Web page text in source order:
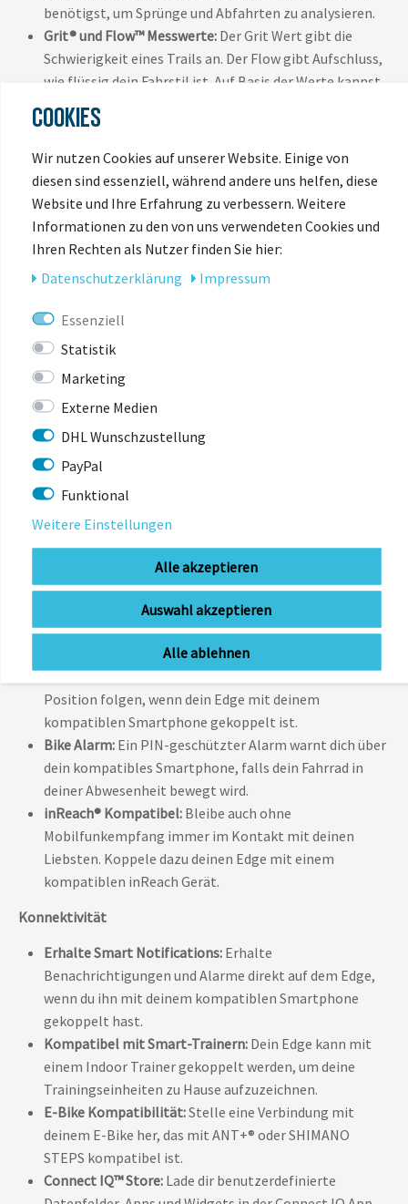
benötigst, um Sprünge und Abfahrten zu analysieren.
Grit® und Flow™ Messwerte: Der Grit Wert gibt die
Schwierigkeit eines Trails an. Der Flow gibt Aufschluss,
wie flüssig dein Fahrstil ist. Auf Basis der Werte kannst
du deine Leistung auswerten und an deiner
Performance arbeiten.
Abbiegehinweise:
Bleibe mit Abbiegehinweisen und
Alarmen zuverlässig auf dem richtigen Weg und komme
auch auf unbekannten Strecken zuverlässig am Ziel an.
Zurück zum Start: Du hast dich verfahren oder
möchtest frühzeitig den Rückweg antreten? Mit der
zurück zum Startpunkt.
Ess- und Trinkalarme:
Energie ausgeht, erinnern Benachrichtigungen dich
daran, etwas zu trinken oder zu essen.
Stamina Restenergie:
Leistung und lass dir die Energie, die dir während deiner
eine vorzeitige Erschöpfung vermeiden.
Varia™ Kompatibilität:
herannahende Fahrzeuge frühzeitig zu erkennen und
gesehen zu werden.
Unfallbenachrichtigung: Bei einer Unfallerkennung
wird eine Nachricht mit deiner aktuellen Position an
vorher definierte Notfallkontakte gesendet.
Livetrack-Funktion:Deine Liebsten können deiner
Position folgen, wenn dein Edge mit deinem
kompatiblen Smartphone gekoppelt ist.
Bike Alarm: Ein PIN-geschützter Alarm warnt dich über
dein kompatibles Smartphone, falls dein Fahrrad in
deiner Abwesenheit bewegt wird.
inReach® Kompatibel: Bleibe auch ohne
Mobilfunkempfang immer im Kontakt mit deinen
Liebsten. Koppele dazu deinen Edge mit einem
kompatiblen inReach Gerät.
Konnektivität
Erhalte Smart Notifications: Erhalte
Benachrichtigungen und Alarme direkt auf dem Edge,
wenn du ihn mit deinem kompatiblen Smartphone
gekoppelt hast.
Kompatibel mit Smart-Trainern: Dein Edge kann mit
einem Indoor Trainer gekoppelt werden, um deine
Trainingseinheiten zu Hause aufzuzeichnen.
E-Bike Kompatibilität:Stelle eine Verbindung mit
deinem E-Bike her, das mit ANT+® oder SHIMANO
STEPS kompatibel ist.
Connect IQ™ Store: Lade dir benutzerdefinierte
COOKIES
Wir nutzen Cookies auf unserer Website. Einige von
diesen sind essenziell, während andere uns helfen, diese
Website und Ihre Erfahrung zu verbessern. Weitere
Informationen zu den von uns verwendeten Cookies und
Ihren Rechten als Nutzer finden Sie hier:
Daten­schutz­erklärung
Impressum
Essenziell
Statistik
Marketing
Externe Medien
DHL Wunschzustellung
PayPal
Funktional
Weitere Einstellungen
Alle akzeptieren
Auswahl akzeptieren
Alle ablehnen